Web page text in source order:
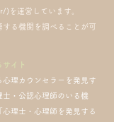
) を運営しています。
る機関を調べることが可
サイト
理カウンセラーを発見す
士・公認心理師のいる機
理士・心理師を発見する